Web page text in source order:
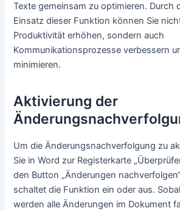
Texte gemeinsam zu optimieren. Durch
Einsatz dieser Funktion können Sie
Produktivität erhöhen, sondern auch
Kommunikationsprozesse verbessern
minimieren.
Aktivierung der
Um die Änderungsnachverfolgung zu
Sie in Word zur Registerkarte
den Button „Änderungen
schaltet die Funktion ein oder aus.
werden alle Änderungen im Dokument